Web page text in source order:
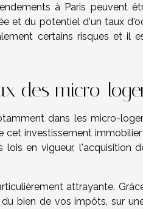
à Paris peuvent
et du potentiel d'un taux
certains risques et il
des micro-
dans les micro-
cet investissement
lois en vigueur, l'acquisition
attrayante.
bien de vos impôts, sur